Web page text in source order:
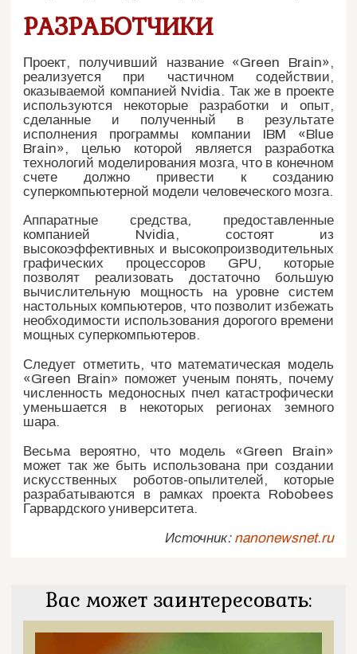
РАЗРАБОТЧИКИ
Проект, получивший название «Green Brain»,
реализуется при частичном содействии,
оказываемой компанией Nvidia. Так же в проекте
используются некоторые разработки и опыт,
сделанные и полученный в результате
исполнения программы компании IBM «Blue
Brain», целью которой является разработка
технологий моделирования мозга, что в конечном
счете должно привести к созданию
суперкомпьютерной модели человеческого мозга.
Аппаратные средства, предоставленные
компанией Nvidia, состоят из
высокоэффективных и высокопроизводительных
графических процессоров GPU, которые
позволят реализовать достаточно большую
вычислительную мощность на уровне систем
настольных компьютеров, что позволит избежать
необходимости использования дорогого времени
мощных суперкомпьютеров.
Следует отметить, что математическая модель
«Green Brain» поможет ученым понять, почему
численность медоносных пчел катастрофически
уменьшается в некоторых регионах земного
шара.
Весьма вероятно, что модель «Green Brain»
может так же быть использована при создании
искусственных роботов-опылителей, которые
разрабатываются в рамках проекта Robobees
Гарвардского университета.
Источник: nanonewsnet.ru
Вас может заинтересовать: